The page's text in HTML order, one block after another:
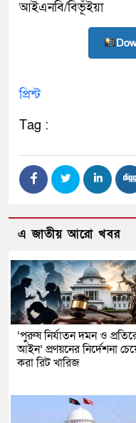
আইএনবি/বিভূঁইয়া
প্রিন্ট
Tag :
এ জাতীয় আরো খবর
‘পুরুষ নির্যাতন দমন ও
আইন’ প্রণয়নের নির্দেশনা
করা রিট খারিজ